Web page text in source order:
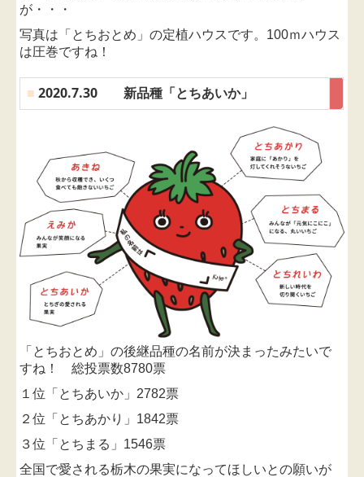
が・・・
写真は「とちおとめ」の定植ハウスです。 100ｍハウス
は圧巻ですね！
■ 2020.7.30 新品種「とちあいか」
「とちおとめ」の後継品種の名前が決まったみたいで
すね！ 総投票数8780票
１位「とちあいか」2782票
２位「とちあかり」1842票
３位 「とちまる」1546票
全国で愛される栃木の果実になってほしいとの願いが